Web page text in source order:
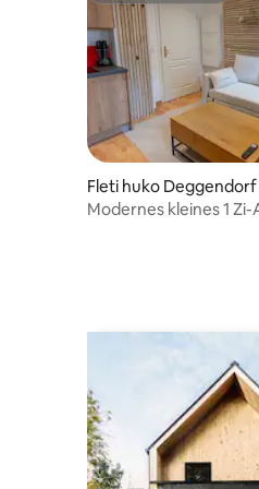
Fleti huko Deggendorf
Modernes kleines 1